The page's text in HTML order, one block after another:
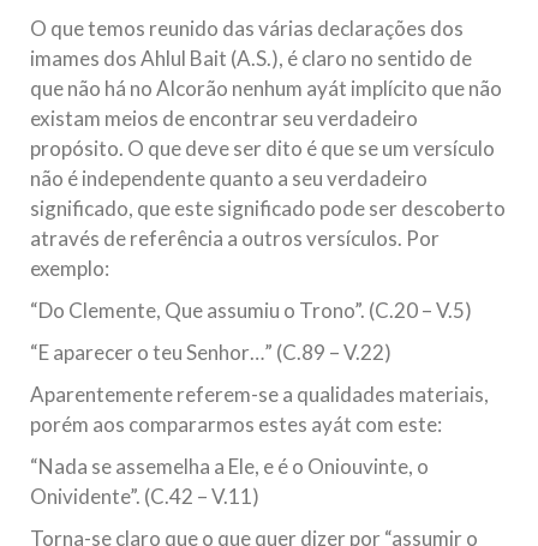
O que temos reunido das várias declarações dos
imames dos Ahlul Bait (A.S.), é claro no sentido de
que não há no Alcorão nenhum ayát implícito que não
existam meios de encontrar seu verdadeiro
propósito. O que deve ser dito é que se um versículo
não é independente quanto a seu verdadeiro
significado, que este significado pode ser descoberto
através de referência a outros versículos. Por
exemplo:
“Do Clemente, Que assumiu o Trono”. (C.20 – V.5)
“E aparecer o teu Senhor…” (C.89 – V.22)
Aparentemente referem-se a qualidades materiais,
porém aos compararmos estes ayát com este:
“Nada se assemelha a Ele, e é o Oniouvinte, o
Onividente”. (C.42 – V.11)
Torna-se claro que o que quer dizer por “assumir o